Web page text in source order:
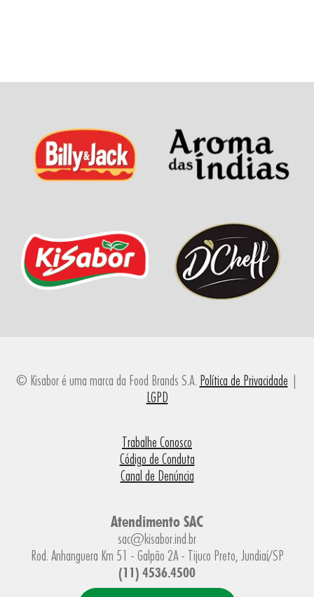
© Kisabor é uma marca da Food Brands S.A. Política de Privacidade |
LGPD
Trabalhe Conosco
Código de Conduta
Canal de Denúncia
Atendimento SAC
sac@kisabor.ind.br
Rod. Anhanguera Km 51 - Galpão 2A - Tijuco Preto, Jundiaí/SP
(11) 4536.4500